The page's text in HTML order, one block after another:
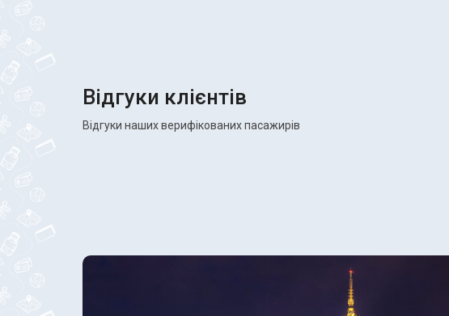
Відгуки клієнтів
Відгуки наших верифікованих пасажирів